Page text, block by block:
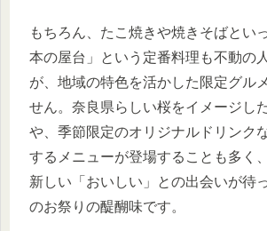
もちろん、たこ焼きや焼きそばとい
本の屋台」という定番料理も不動の
が、地域の特色を活かした限定グル
せん。奈良県らしい桜をイメージし
や、季節限定のオリジナルドリンク
するメニューが登場することも多く
新しい「おいしい」との出会いが待
のお祭りの醍醐味です。